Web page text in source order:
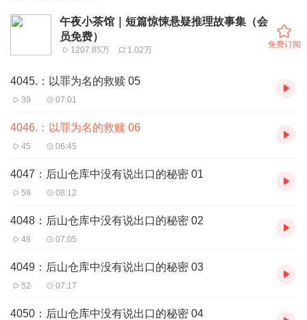
午夜小茶馆｜短篇惊悚悬疑推理故事集（会
员免费）
1207.85万 1.02万
免费订阅
4045.：以罪为名的救赎 05
39 07:01
4046.：以罪为名的救赎 06
45 06:45
4047：后山仓库中没有说出口的秘密 01
59 08:12
4048：后山仓库中没有说出口的秘密 02
48 07:05
4049：后山仓库中没有说出口的秘密 03
52 07:17
4050：后山仓库中没有说出口的秘密 04